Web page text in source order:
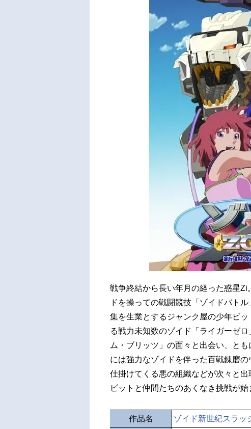
戦争終結から長い年月の経った惑星
ドを操っての戦闘競技「ゾイドバト
集を生業とするジャンク屋の少年ビ
る戦力未知数のゾイド「ライガーゼ
ム・ブリッツ」の面々と出会い、と
には強力なゾイドを伴った百戦錬磨
仕掛けてくる悪の組織などが次々と
ビットと仲間たちのあくなき挑戦が
作品名 ゾイド新世紀スラッ